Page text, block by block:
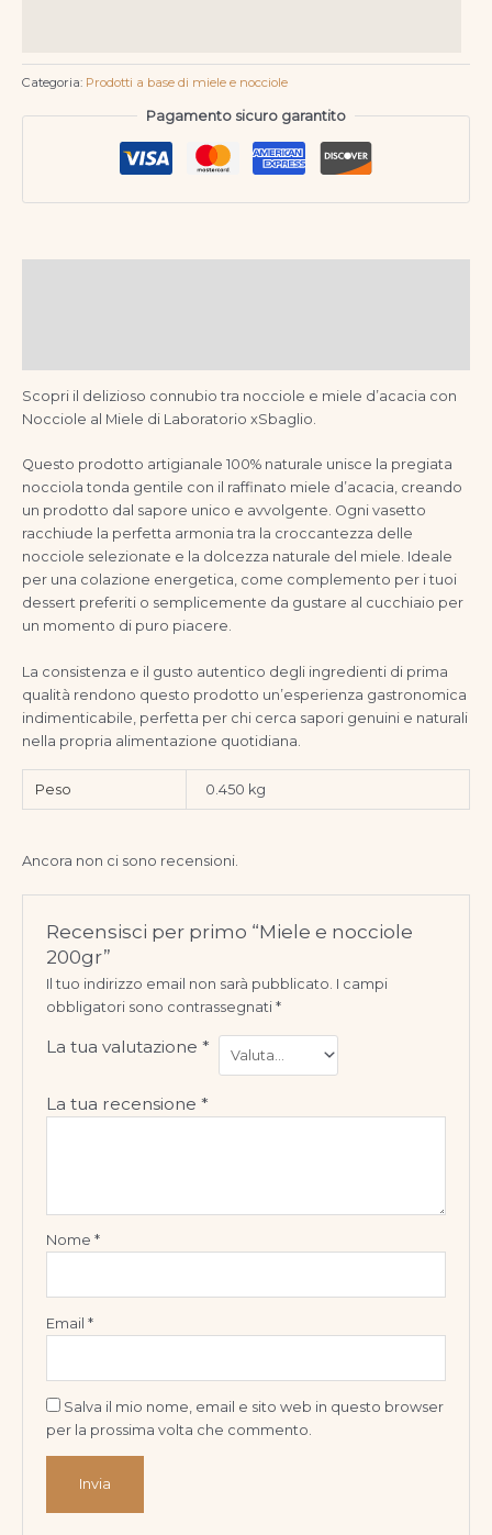
Categoria: Prodotti a base di miele e nocciole
Pagamento sicuro garantito
Scopri il delizioso connubio tra nocciole e miele d’acacia con
Nocciole al Miele di Laboratorio xSbaglio.
Questo prodotto artigianale 100% naturale unisce la pregiata
nocciola tonda gentile con il raffinato miele d’acacia, creando
un prodotto dal sapore unico e avvolgente. Ogni vasetto
racchiude la perfetta armonia tra la croccantezza delle
nocciole selezionate e la dolcezza naturale del miele. Ideale
per una colazione energetica, come complemento per i tuoi
dessert preferiti o semplicemente da gustare al cucchiaio per
un momento di puro piacere.
La consistenza e il gusto autentico degli ingredienti di prima
qualità rendono questo prodotto un’esperienza gastronomica
indimenticabile, perfetta per chi cerca sapori genuini e naturali
nella propria alimentazione quotidiana.
Peso 0.450 kg
Ancora non ci sono recensioni.
Recensisci per primo “Miele e nocciole
200gr”
Il tuo indirizzo email non sarà pubblicato. I campi
obbligatori sono contrassegnati*
La tua valutazione*
La tua recensione*
Nome*
Email*
Salva il mio nome, email e sito web in questo browser
per la prossima volta che commento.